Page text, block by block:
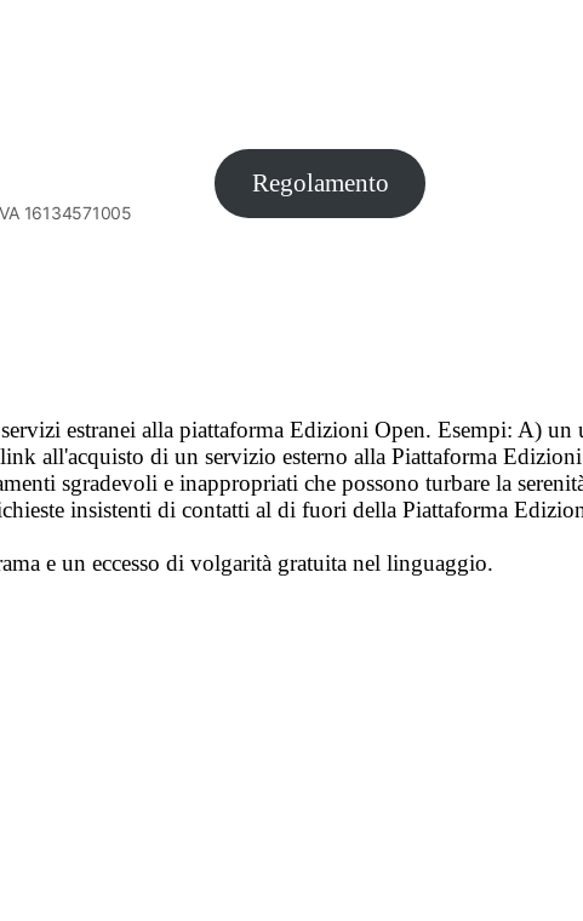
Regolamento
16134571005
estranei alla piattaforma Edizioni Open. Esempi: A)
all'acquisto di un servizio esterno alla Piattaforma
sgradevoli e inappropriati che possono turbare la
insistenti di contatti al di fuori della Piattaforma
e un eccesso di volgarità gratuita nel linguaggio.